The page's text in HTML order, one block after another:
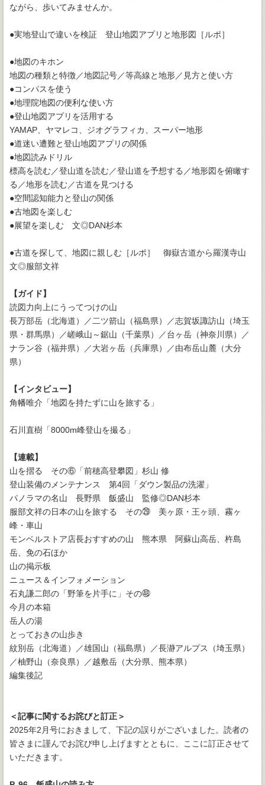
ながら、歩いてみませんか。
●実地登山で違いを検証 登山地図アプリと地形図［ルポ］
●地図のキホン
地図の種類と特徴／地図記号／等高線と地形／見方と使い方
●コンパスを使う
●地理院地図の便利な使い方
●登山地図アプリを活用する
YAMAP、ヤマレコ、ジオグラフィカ、スーパー地形
●道迷い遭難と登山地図アプリの関係
●地図読みドリル
標高を読む／登山道を読む／登山道を予想する／地形図を俯瞰す
る／地形を読む／古道を見つける
●空間認知能力と登山の関係
●古地図を楽しむ
●展望を楽しむ 文◎DAN杉本
●古道を探して、地図に親しむ［ルポ］ 御嶽古道から羅漢寺山
文◎服部文祥
【ガイド】
読図力向上にうってつけの山
長万部岳（北海道）／二ツ箭山（福島県）／志賀坂諏訪山（埼玉
県・群馬県）／嵯峨山～鋸山（千葉県）／台ヶ岳（神奈川県）／
ナラン谷（福井県）／大岩ヶ岳（兵庫県）／由布岳山麓（大分
県）
【インタビュー】
角幡唯介「地図を持たずに山を旅する」
石川直樹「8000m峰登山を撮る」
【連載】
山を摺る その⑥「前穂高登攀図」杉山 修
登山装備のメンテナンス 第4回「ダウン製品の洗濯」
パノラマの名山 長野県 飯盛山 監修◎DAN杉本
服部文祥の日本の山を旅する その㉙ 美ヶ原・王ヶ頭、霧ヶ
峰・車山
モンベルストア店長おすすめの山 熊本県 阿蘇山高岳、杵島
岳、免の石ほか
山の掲示板
ニュース＆インフォメーション
石丸謙二郎の「野筆を片手に」その㊽
今月の本箱
岳人の湯
とっておきの山歩き
紋別岳（北海道）／雄国山（福島県）／長瀞アルプス（埼玉県）
／柚野山（奈良県）／越敷岳（大分県、熊本県）
編集後記
＜記事に関するお詫びと訂正＞
2025年2月号におきまして、下記の誤りがございました。読者の
皆さまに謹んでお詫び申し上げますとともに、ここに訂正させて
いただきます。